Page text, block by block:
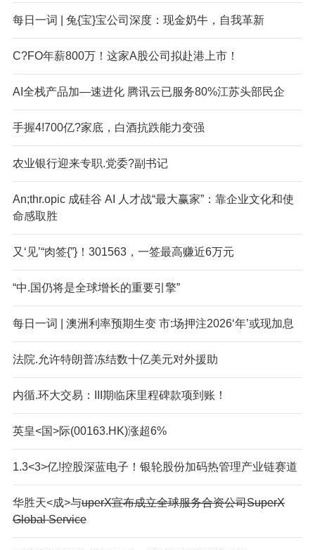
每日一词 | 兔{宝}宝公司深度：现金奶牛，自我革新
C?FO年薪800万！这家A股公司拟赴港上市！
AI全栈产品加—速进化 腾讯云已服务80%江苏头部民企
手握4!700亿?家底，白酒抗跌能力变强
农业银行迎来专职.党委?副书记
An;thr.opic 成硅谷 AI 人才战“最大赢家”：靠企业文化和使
命感取胜
又‘见’“肉签{”}！301563，一签最高赚近6万元
“中.国仍将是全球增长的重要引擎”
每日一词 | 澳洲利率预期生变 市:场押注2026‘年’或现加息
法院.允许特朗普冻结数十亿美元对外援助
内循.环大交易：III期临床里程碑款项到账！
英皇<国>际(00163.HK)涨超6%
1.3<3>亿!控股深蓝电子！银轮股份加码热管理产业链赛道
华胜天<成>与uperX宣布成立全球服务合资公司SuperX
Global Service